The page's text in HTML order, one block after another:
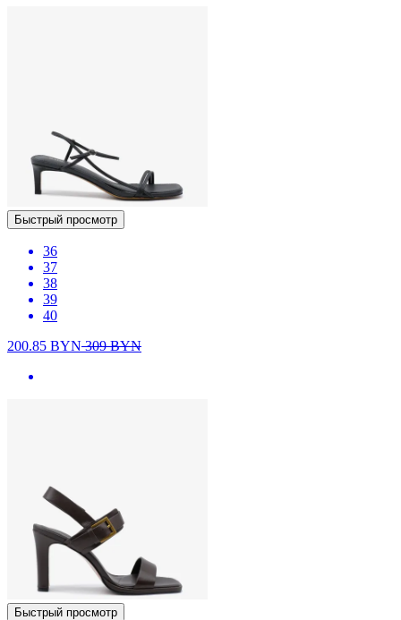
Быстрый просмотр
36
37
38
39
40
200.85 BYN309BYN
Быстрый просмотр